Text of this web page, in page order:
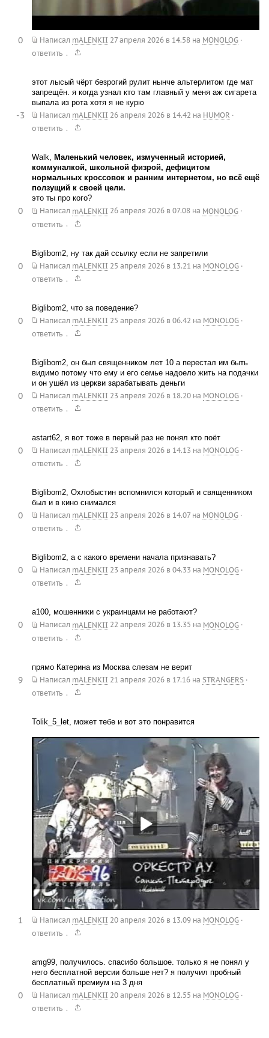
Написал mALENKII 27 апреля 2026 в 14.58на MONOLOG ·
ответить .
0
этот лысый чёрт безрогий рулит нынче альтерлитом где мат
запрещён. я когда узнал кто там главный у меня аж сигарета
выпала из рота хотя я не курю
Написал mALENKII 26 апреля 2026 в 14.42 на HUMOR ·
ответить .
-3
Walk, Маленький человек, измученный историей,
коммуналкой, школьной физрой, дефицитом
нормальных кроссовок и ранним интернетом, но всё ещё
ползущий к своей цели.
это ты про кого?
Написал mALENKII 26 апреля 2026 в 07.08на MONOLOG ·
ответить .
0
Biglibom2, ну так дай ссылку если не запретили
Написал mALENKII 25 апреля 2026 в 13.21 на MONOLOG ·
ответить .
0
Biglibom2, что за поведение?
Написал mALENKII 25 апреля 2026 в 06.42 на MONOLOG ·
ответить .
0
Biglibom2, он был священником лет 10 а перестал им быть
видимо потому что ему и его семье надоело жить на подачки
и он ушёл из церкви зарабатывать деньги
Написал mALENKII 23 апреля 2026 в 18.20на MONOLOG ·
ответить .
0
astart62, я вот тоже в первый раз не понял кто поёт
Написал mALENKII 23 апреля 2026 в 14.13 на MONOLOG ·
ответить .
0
Biglibom2, Охлобыстин вспомнился который и священником
был и в кино снимался
Написал mALENKII 23 апреля 2026 в 14.07на MONOLOG ·
ответить .
0
Biglibom2, а с какого времени начала признавать?
Написал mALENKII 23 апреля 2026 в 04.33 на MONOLOG ·
ответить .
0
a100, мошенники с украинцами не работают?
Написал mALENKII 22 апреля 2026 в 13.35 на MONOLOG ·
ответить .
0
прямо Катерина из Москва слезам не верит
Написал mALENKII 21 апреля 2026 в 17.16на STRANGERS ·
ответить .
9
Tolik_5_let, может тебе и вот это понравится
Написал mALENKII 20 апреля 2026 в 13.09на MONOLOG ·
ответить .
1
amg99, получилось. спасибо большое. только я не понял у
него бесплатной версии больше нет? я получил пробный
бесплатный премиум на 3 дня
Написал mALENKII 20 апреля 2026 в 12.55 на MONOLOG ·
ответить .
0